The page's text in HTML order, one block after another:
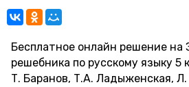
Бесплатное онлайн решение на
решебника по русскому языку 5
Т. Баранов, Т.А. Ладыженская,